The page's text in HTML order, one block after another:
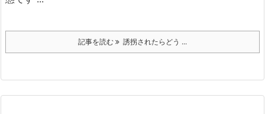
記事を読む 誘拐されたらどう ...